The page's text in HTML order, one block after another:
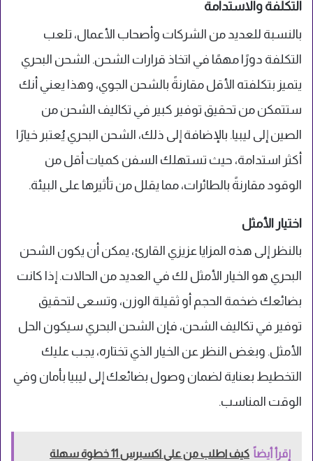
التكلفة والاستدامة
بالنسبة للعديد من الشركات وأصحاب الأعمال، تلعب
التكلفة دورًا مهمًا في اتخاذ قرارات الشحن. الشحن البحري
يتميز بتكلفته الأقل مقارنةً بالشحن الجوي، وهذا يعني أنك
ستتمكن من تحقيق توفير كبير في تكاليف الشحن من
الصين إلى ليبيا. بالإضافة إلى ذلك، الشحن البحري يُعتبر خيارًا
أكثر استدامة، حيث تستهلك السفن كميات أقل من
الوقود مقارنةً بالطائرات، مما يقلل من تأثيرها على البيئة.
اختيار الأمثل
بالنظر إلى هذه المزايا عزيزي القارئ، يمكن أن يكون الشحن
البحري هو الخيار الأمثل لك في العديد من الحالات. إذا كانت
بضائعك ضخمة الحجم أو ثقيلة الوزن، وتسعى لتحقيق
توفير في تكاليف الشحن، فإن الشحن البحري سيكون الحل
الأمثل. وبغض النظر عن الخيار الذي تختاره، يجب عليك
التخطيط بعناية لضمان وصول بضائعك إلى ليبيا بأمان وفي
الوقت المناسب.
إقرأ أيضاً
كيف اطلب من علي اكسبرس 11 خطوة سهلة